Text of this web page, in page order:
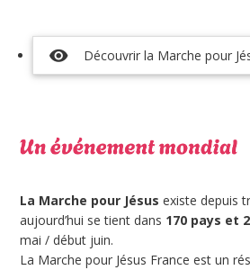
visibility Découvrir la Marche pour
La Marche pour Jésus existe depuis
aujourd’hui se tient dans 170 pays et
mai / début juin.
La Marche pour Jésus France est un